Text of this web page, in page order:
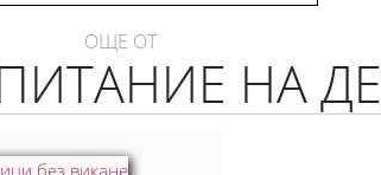
ОЩЕ ОТ
НА